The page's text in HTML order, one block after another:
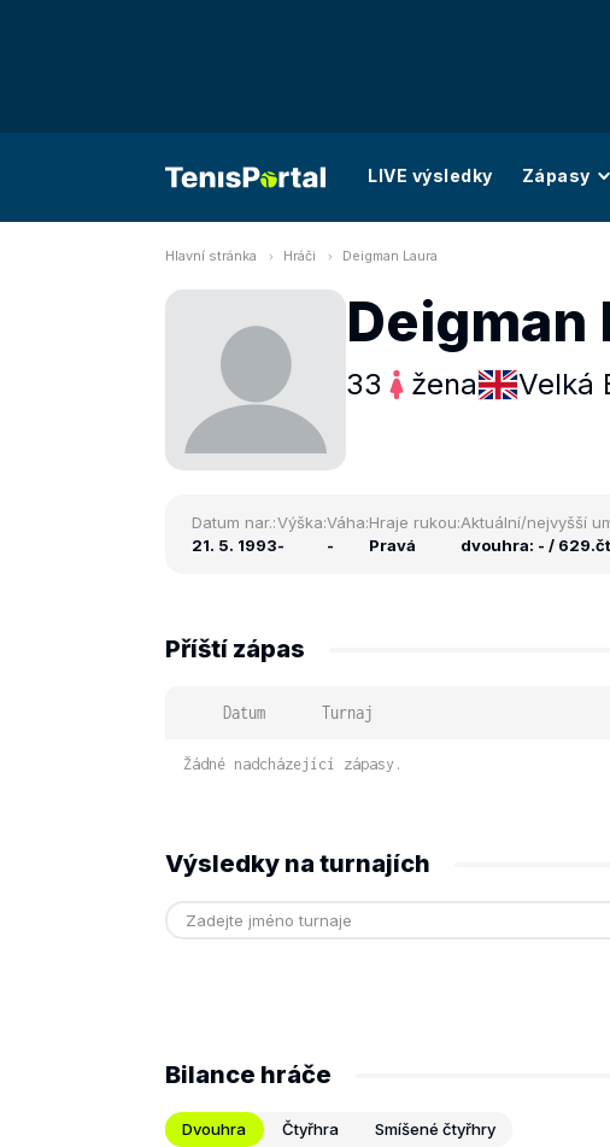
LIVE výsledky Zápasy
Hlavní stránka Hráči Deigman Laura
Deigman
33 žena Velká
Datum nar.:
21. 5. 1993
Výška:
-
Váha:
-
Hraje rukou:
Pravá
Aktuální/nejvyšší
dvouhra: - / 629.
Příští zápas
Datum Turnaj
Žádné nadcházející zápasy.
Výsledky na turnajích
Bilance hráče
Dvouhra Čtyřhra Smíšené čtyřhry